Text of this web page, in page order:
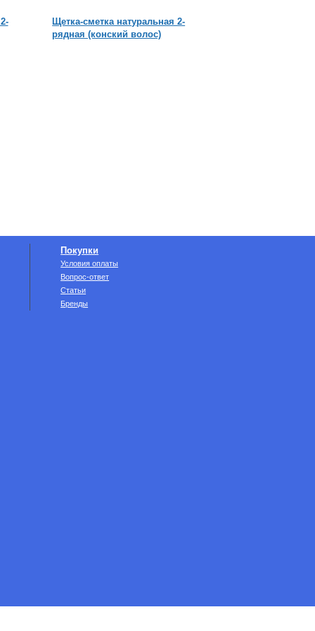
Щетка-сметка натуральная 2-
рядная (конский волос)
Покупки
Условия оплаты
Вопрос-ответ
Статьи
Бренды